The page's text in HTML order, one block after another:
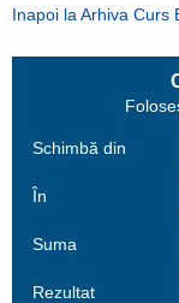
Inapoi la Arhiva Curs
Schimbă din
În
Suma
Rezultat